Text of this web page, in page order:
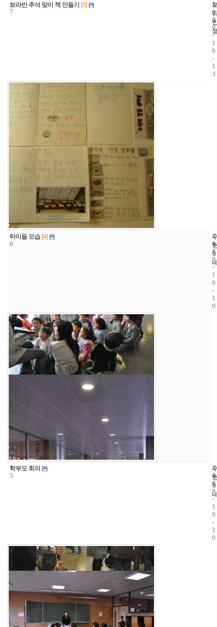
1
7
보라반 추석 맞이 책 만들기 [3]
1
6
2
2
0
0
9
-
1
0
-
1
3
1
6
아이들 모습 [4]
2
6
3
2
0
0
9
-
1
0
-
1
0
1
5
학부모 회의
2
1
9
2
0
0
9
-
1
0
-
1
0